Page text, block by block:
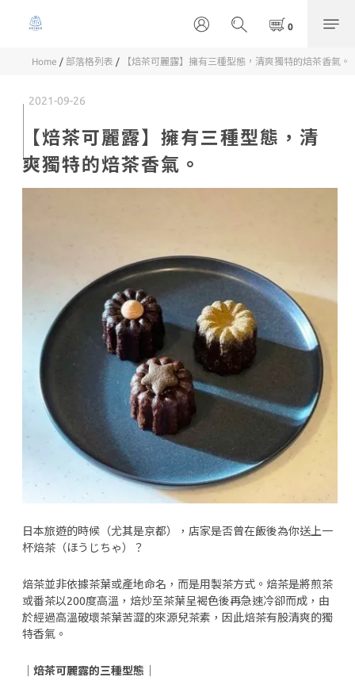
Home / 部落格列表 / 【焙茶可麗露】擁有三種型態，清爽獨特的焙茶香氣。
2021-09-26
【焙茶可麗露】擁有三種型態，清
爽獨特的焙茶香氣。
日本旅遊的時候（尤其是京都），店家是否曾在飯後為你送上一
杯焙茶（ほうじちゃ）？
焙茶並非依據茶葉或產地命名，而是用製茶方式。焙茶是將煎茶
或番茶以200度高溫，焙炒至茶葉呈褐色後再急速冷卻而成，由
於經過高溫破壞茶葉苦澀的來源兒茶素，因此焙茶有股清爽的獨
特香氣。
｜焙茶可麗露的三種型態｜